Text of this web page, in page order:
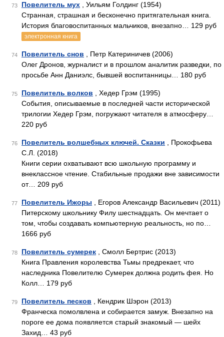
73 Повелитель мух , Уильям Голдинг (1954)
Странная, страшная и бесконечно притягательная книга.
История благовоспитанных мальчиков, внезапно… 129 руб
электронная книга
74 Повелитель снов , Петр Катериничев (2006)
Олег Дронов, журналист и в прошлом аналитик разведки, по
просьбе Анн Даниэлс, бывшей воспитанницы… 180 руб
75 Повелитель волков , Хедер Грэм (1995)
События, описываемые в последней части исторической
трилогии Хедер Грэм, погружают читателя в атмосферу…
220 руб
76 Повелитель волшебных ключей. Сказки , Прокофьева
С.Л. (2018)
Книги серии охватывают всю школьную программу и
внеклассное чтение. Стабильные продажи вне зависимости
от… 209 руб
77 Повелитель Ижоры , Егоров Александр Васильевич (2011)
Питерскому школьнику Филу шестнадцать. Он мечтает о
том, чтобы создавать компьютерную реальность, но по…
1666 руб
78 Повелитель сумерек , Смолл Бертрис (2013)
Книга Правления королевства Тьмы предрекает, что
наследника Повелителю Сумерек должна родить фея. Но
Колл… 179 руб
79 Повелитель песков , Кендрик Шэрон (2013)
Франческа помолвлена и собирается замуж. Внезапно на
пороге ее дома появляется старый знакомый — шейх
Захид… 43 руб